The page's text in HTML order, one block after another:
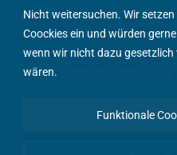
Nicht weitersuchen. Wir
Coockies ein und würden
wenn wir nicht dazu
wären.
Funktionale
Marktreport
Podcasts
Positionspapier
English Content